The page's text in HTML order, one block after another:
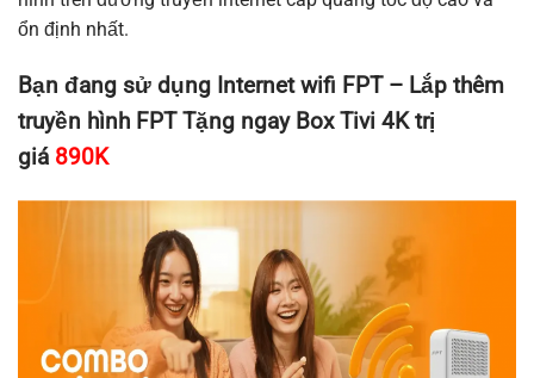
ổn định nhất.
Bạn đang sử dụng Internet wifi FPT – Lắp thêm
truyền hình FPT Tặng ngay Box Tivi 4K trị
giá 890K